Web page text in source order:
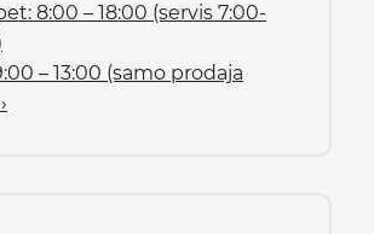
8:00 – 18:00 (servis 7:00-
– 13:00 (samo prodaja